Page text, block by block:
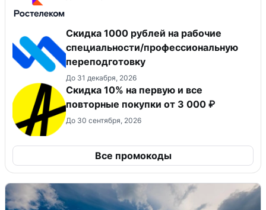
Скидка 1000 рублей на рабочие
специальности/профессиональную
переподготовку
До 31 декабря, 2026
Скидка 10% на первую и все
повторные покупки от 3 000 ₽
До 30 сентября, 2026
Все промокоды